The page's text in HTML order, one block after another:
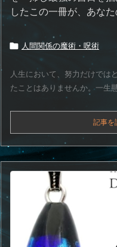
したこの一冊が、あな
 人間関係の魔術・呪術
人生において、努力だけでは
たことはありませんか。一生
記事を